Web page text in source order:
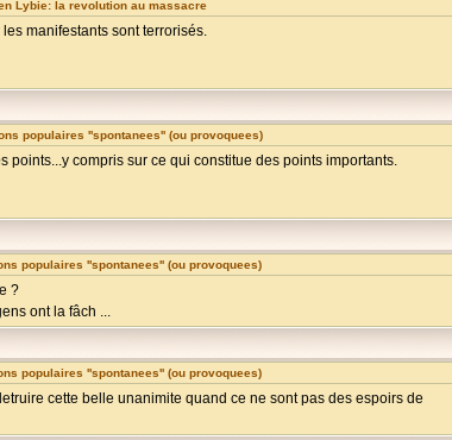
Lybie: la revolution au massacre
manifestants sont terrorisés.
populaires ''spontanees'' (ou provoquees)
points...y compris sur ce qui constitue des points importants.
populaires ''spontanees'' (ou provoquees)
?
ont la fâch ...
populaires ''spontanees'' (ou provoquees)
cette belle unanimite quand ce ne sont pas des espoirs de